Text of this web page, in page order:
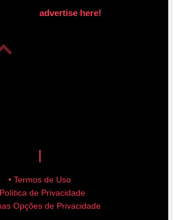
advertise here!
• Termos de Uso
de Privacidade
Opções de Privacidade